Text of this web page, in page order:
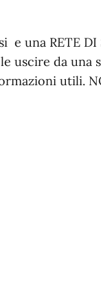
e una RETE DI
uscire da una
utili.